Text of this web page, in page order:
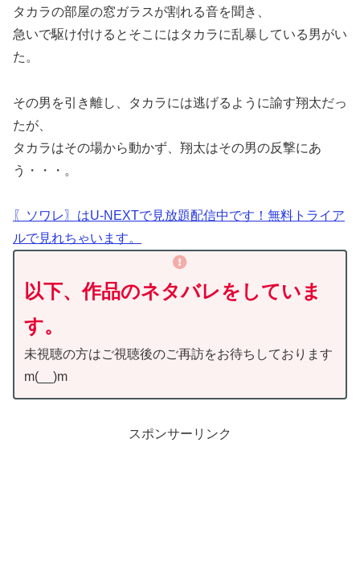
タカラの部屋の窓ガラスが割れる音を聞き、
急いで駆け付けるとそこにはタカラに乱暴している男がい
た。
その男を引き離し、タカラには逃げるように諭す翔太だっ
たが、
タカラはその場から動かず、翔太はその男の反撃にあ
う・・・。
〖ソワレ〗はU-NEXTで見放題配信中です！無料トライア
ルで見れちゃいます。
以下、作品のネタバレをしていま
す。
未視聴の方はご視聴後のご再訪をお待ちしております
m(__)m
スポンサーリンク